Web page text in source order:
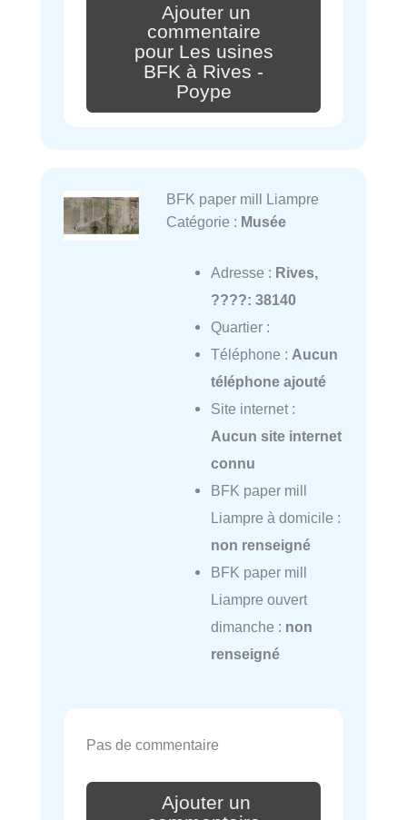
Ajouter un
commentaire
pour Les usines
BFK à Rives -
Poype
BFK paper mill Liampre
Catégorie : Musée
Adresse : Rives,
????: 38140
Quartier :
Téléphone : Aucun
téléphone ajouté
Site internet :
Aucun site internet
connu
BFK paper mill
Liampre à domicile :
non renseigné
BFK paper mill
Liampre ouvert
dimanche : non
renseigné
Pas de commentaire
Ajouter un